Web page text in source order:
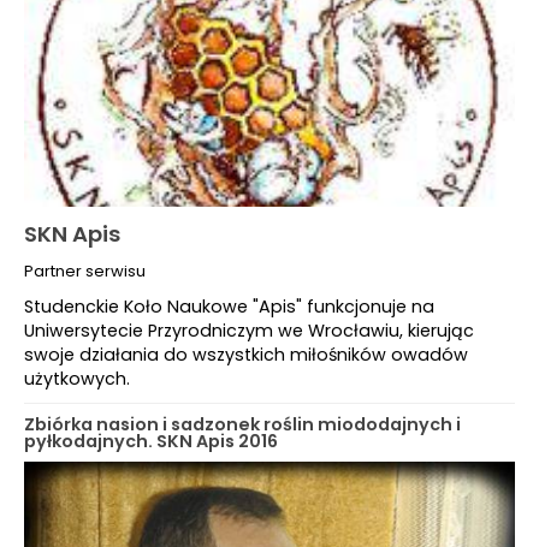
SKN Apis
Partner serwisu
Studenckie Koło Naukowe "Apis" funkcjonuje na
Uniwersytecie Przyrodniczym we Wrocławiu, kierując
swoje działania do wszystkich miłośników owadów
użytkowych.
Zbiórka nasion i sadzonek roślin miododajnych i
pyłkodajnych. SKN Apis 2016